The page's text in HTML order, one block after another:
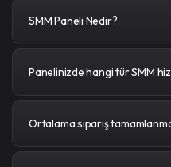
SMM Paneli Nedir?
Panelinizde hangi tür SMM
Ortalama sipariş